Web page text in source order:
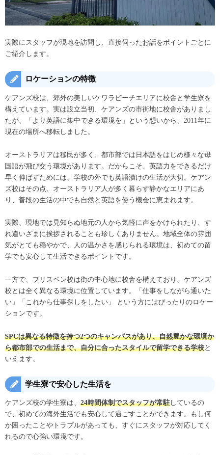
実際にスタッフが現地を訪問し、直接伺ったお話をポイントごとに
ご紹介します。
ロケーションの特徴
ケアンズ校は、郊外の美しいケワラビーチエリアに校舎と学生寮を
構えています。実は設立当初、ケアンズの市街地に校舎がありまし
たが、「より英語に集中できる環境を」という想いから、2011年に
現在の場所へ移転しました。
オーストラリアは移民が多く、都市部では日本語をはじめ様々な母
国語が飛び交う環境があります。だからこそ、英語力をできるだけ
早く伸ばすためには、学校の外でも英語漬けの生活が大切。ケアン
ズ校はその点、オーストラリア人が多く暮らす静かなエリアにあ
り、普段の生活の中でも自然と英語を使う機会に恵まれます。
実際、現地では見知らぬ地元の人から気軽に声をかけられたり、す
れ違いざまに挨拶されることも珍しくありません。地域全体の雰囲
気がとても穏やかで、人の温かさを感じられる環境は、初めての留
学でも安心して生活できるポイントです。
一方で、ブリスベン校は街の中心地に校舎を構えており、ケアンズ
校とは全く異なる環境に位置しています。「仕事をしながら通いた
い」「これから仕事探しをしたい」 という方にはぴったりのロケー
ションです。
SPCは異なる特徴を持つ2つのキャンパスがあり、自然豊かな環境か
ら都市部での生活まで、自分に合ったスタイルで留学できる学校と
いえます。
学生寮で安心した生活を
ケアンズ校の学生寮は、 24時間体制でスタッフが常駐 しているの
で、初めての海外生活でも安心して過ごすことができます。もし何
か困ったことやトラブルがあっても、すぐにスタッフが対応してく
れるので心強い環境です。